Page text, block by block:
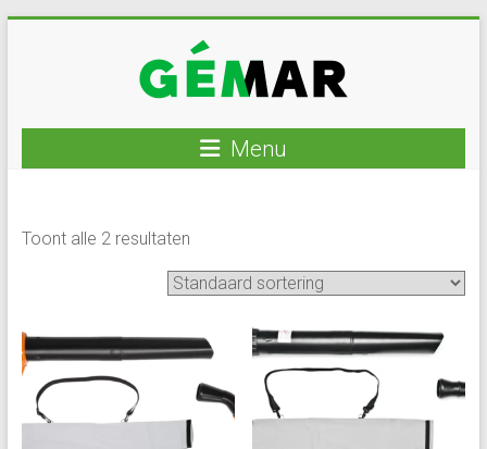
GEMAR
rijplaten
winkel
Menu
Toont alle 2 resultaten